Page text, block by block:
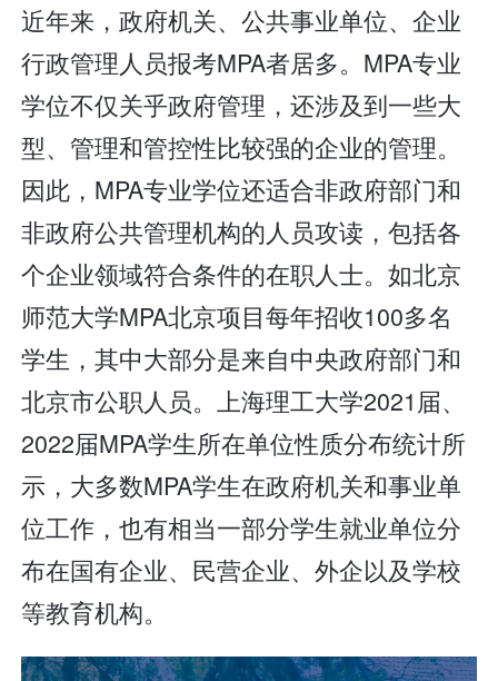
近年来，政府机关、公共事业单位、企业
行政管理人员报考MPA者居多。MPA专业
学位不仅关乎政府管理，还涉及到一些大
型、管理和管控性比较强的企业的管理。
因此，MPA专业学位还适合非政府部门和
非政府公共管理机构的人员攻读，包括各
个企业领域符合条件的在职人士。如北京
师范大学MPA北京项目每年招收100多名
学生，其中大部分是来自中央政府部门和
北京市公职人员。上海理工大学2021届、
2022届MPA学生所在单位性质分布统计所
示，大多数MPA学生在政府机关和事业单
位工作，也有相当一部分学生就业单位分
布在国有企业、民营企业、外企以及学校
等教育机构。